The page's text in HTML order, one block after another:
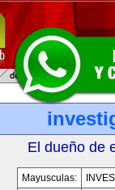
El dueño de
Mayusculas: